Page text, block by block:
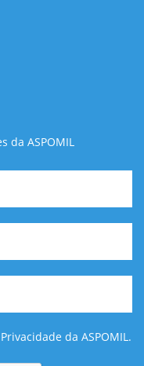
da ASPOMIL
da ASPOMIL.